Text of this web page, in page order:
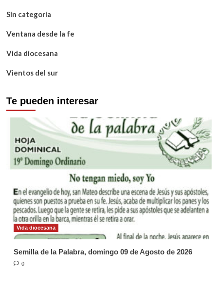
Sin categoría
Ventana desde la fe
Vida diocesana
Vientos del sur
Te pueden interesar
Vida diocesana
Semilla de la Palabra, domingo 09 de Agosto de 2026
0